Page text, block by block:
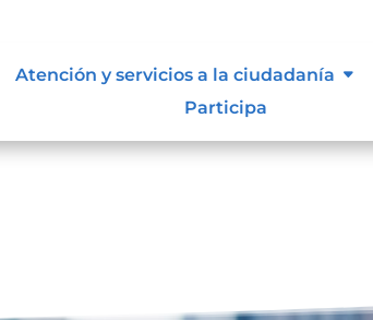
Atención y servicios a la ciudadanía
Participa
les aplique de